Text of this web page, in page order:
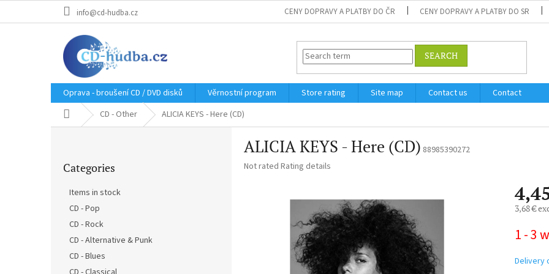
info@cd-hudba.cz CENY DOPRAVY A PLATBY DO ČR CENY DOPRAVY A PLATBY DO SR
SEARCH
Oprava - broušení CD / DVD disků Věrnostní program Store rating Site map Contact us
Contact
Home CD - Other ALICIA KEYS - Here (CD)
categories
Categories
Items in stock
CD - Pop
CD - Rock
CD - Alternative & Punk
CD - Blues
ALICIA KEYS - Here (CD) 88985390272
The
Not rated Rating details
3,68 €
price:
1 - 3
Delivery